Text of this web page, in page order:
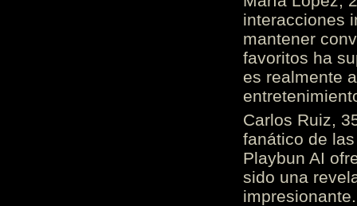
interacciones
mantener
favoritos ha
es realmente
Carlos Ruiz,
fanático de
Playbun AI
sido una